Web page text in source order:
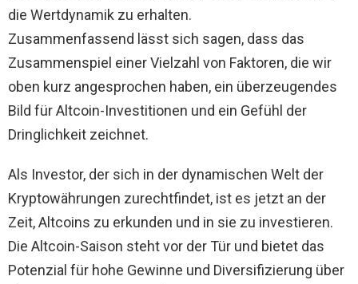
die Wertdynamik zu erhalten.
Zusammenfassend lässt sich sagen, dass das
Zusammenspiel einer Vielzahl von Faktoren, die wir
oben kurz angesprochen haben, ein überzeugendes
Bild für Altcoin-Investitionen und ein Gefühl der
Dringlichkeit zeichnet.
Als Investor, der sich in der dynamischen Welt der
Kryptowährungen zurechtfindet, ist es jetzt an der
Zeit, Altcoins zu erkunden und in sie zu investieren.
Die Altcoin-Saison steht vor der Tür und bietet das
Potenzial für hohe Gewinne und Diversifizierung über